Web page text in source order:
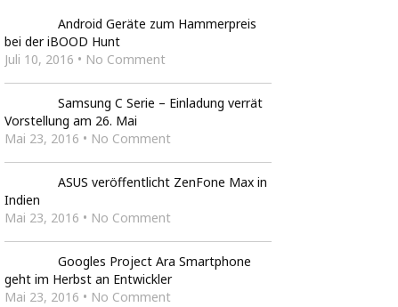
Android Geräte zum Hammerpreis
bei der iBOOD Hunt
Juli 10, 2016 • No Comment
Samsung C Serie – Einladung verrät
Vorstellung am 26. Mai
Mai 23, 2016 • No Comment
ASUS veröffentlicht ZenFone Max in
Indien
Mai 23, 2016 • No Comment
Googles Project Ara Smartphone
geht im Herbst an Entwickler
Mai 23, 2016 • No Comment